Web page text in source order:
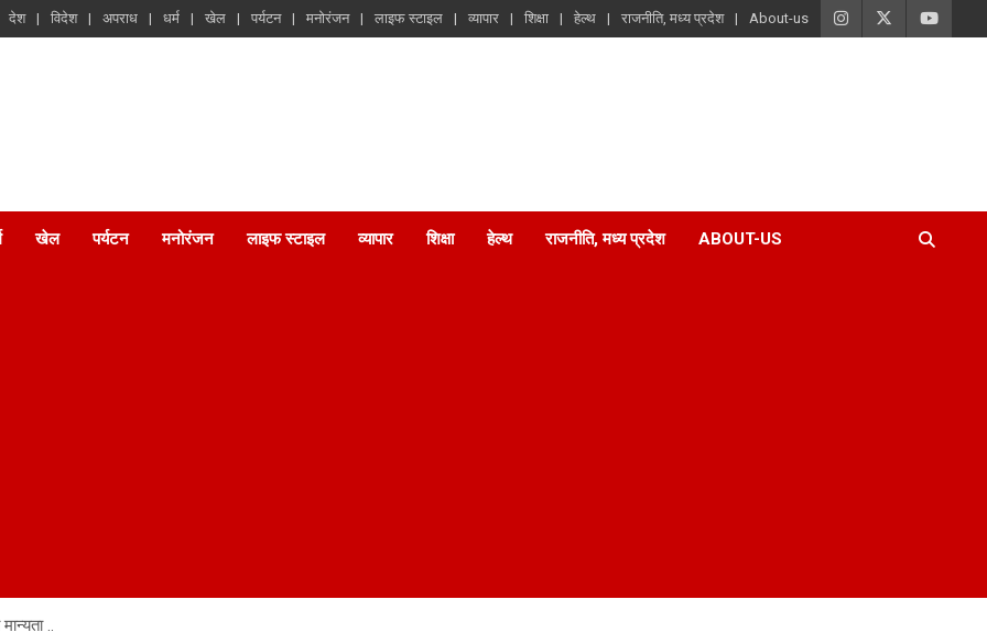
देश विदेश अपराध धर्म खेल पर्यटन मनोरंजन लाइफ स्टाइल व्यापार शिक्षा हेल्थ राजनीति, मध्य प्रदेश About-us
खेल पर्यटन मनोरंजन लाइफ स्टाइल व्यापार शिक्षा हेल्थ राजनीति, मध्य प्रदेश ABOUT-US
..